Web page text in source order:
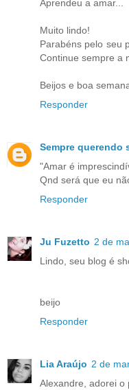
Aprendeu a amar...
Muito lindo!
Parabéns pelo seu
Continue sempre a
Beijos e boa
Responder
Sempre querendo
"Amar é
Qnd será que eu
Responder
Ju Fuzetto 2 de
Lindo, seu blog é
beijo
Responder
Lia Araújo 2 de
Alexandre, adorei o